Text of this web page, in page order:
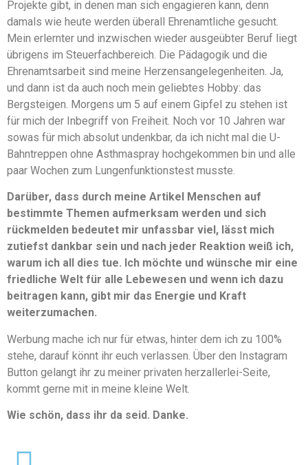
Projekte gibt, in denen man sich engagieren kann, denn
damals wie heute werden überall Ehrenamtliche gesucht.
Mein erlernter und inzwischen wieder ausgeübter Beruf liegt
übrigens im Steuerfachbereich. Die Pädagogik und die
Ehrenamtsarbeit sind meine Herzensangelegenheiten. Ja,
und dann ist da auch noch mein geliebtes Hobby: das
Bergsteigen. Morgens um 5 auf einem Gipfel zu stehen ist
für mich der Inbegriff von Freiheit. Noch vor 10 Jahren war
sowas für mich absolut undenkbar, da ich nicht mal die U-
Bahntreppen ohne Asthmaspray hochgekommen bin und alle
paar Wochen zum Lungenfunktionstest musste.
Darüber, dass durch meine Artikel Menschen auf
bestimmte Themen aufmerksam werden und sich
rückmelden bedeutet mir unfassbar viel, lässt mich
zutiefst dankbar sein und nach jeder Reaktion weiß ich,
warum ich all dies tue. Ich möchte und wünsche mir eine
friedliche Welt für alle Lebewesen und wenn ich dazu
beitragen kann, gibt mir das Energie und Kraft
weiterzumachen.
Werbung mache ich nur für etwas, hinter dem ich zu 100%
stehe, darauf könnt ihr euch verlassen. Über den Instagram
Button gelangt ihr zu meiner privaten herzallerlei-Seite,
kommt gerne mit in meine kleine Welt.
Wie schön, dass ihr da seid. Danke.